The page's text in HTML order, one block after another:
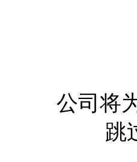
公司将
跳